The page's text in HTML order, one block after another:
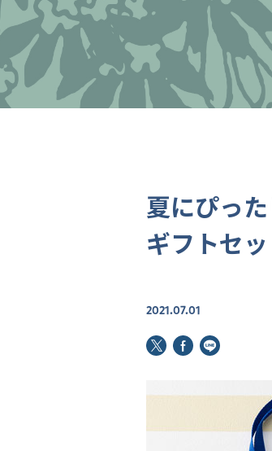
夏にぴっ
ギフトセ
2021.07.01